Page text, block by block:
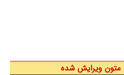
متون ویرایش شده